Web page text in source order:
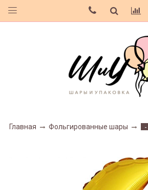
Главная Фольгированные шары -